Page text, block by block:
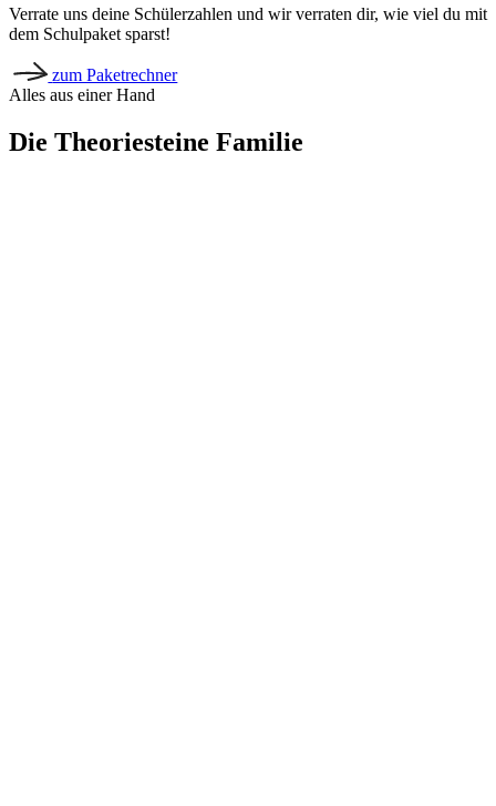
Verrate uns deine Schülerzahlen und wir verraten dir, wie viel du mit
dem Schulpaket sparst!
zum Paketrechner
Alles aus einer Hand
Die Theoriesteine Familie